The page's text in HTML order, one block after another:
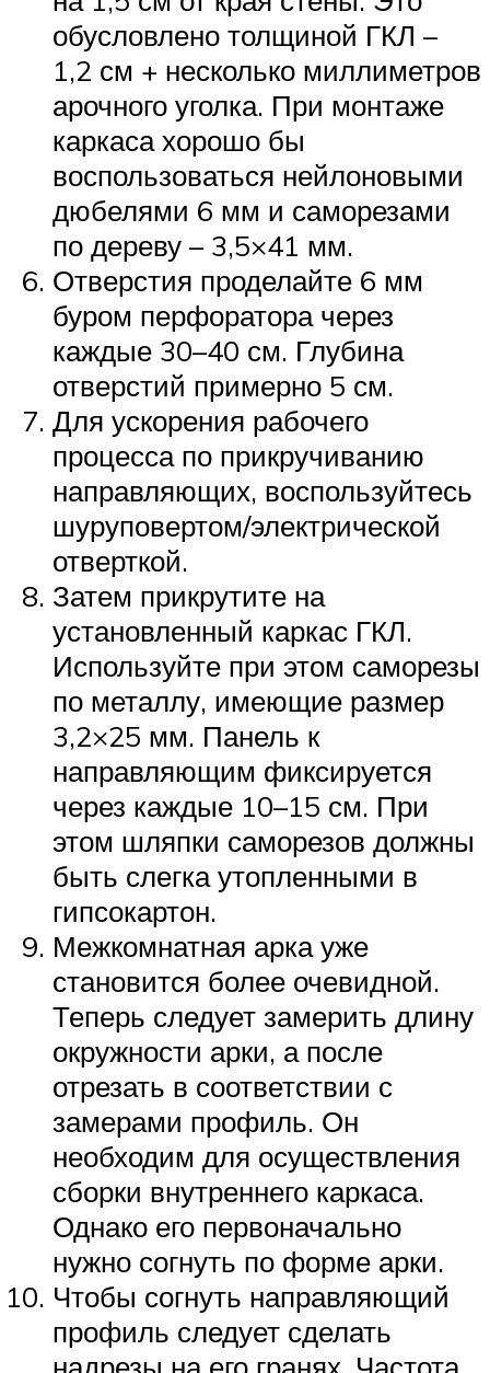
обусловлено толщиной ГКЛ –
1,2 см + несколько миллиметров
арочного уголка. При монтаже
каркаса хорошо бы
воспользоваться нейлоновыми
дюбелями 6 мм и саморезами
по дереву – 3,5×41 мм.
Отверстия проделайте 6 мм
буром перфоратора через
каждые 30–40 см. Глубина
отверстий примерно 5 см.
Для ускорения рабочего
процесса по прикручиванию
направляющих, воспользуйтесь
шуруповертом/электрической
отверткой.
Затем прикрутите на
установленный каркас ГКЛ.
Используйте при этом саморезы
по металлу, имеющие размер
3,2×25 мм. Панель к
направляющим фиксируется
через каждые 10–15 см. При
этом шляпки саморезов должны
быть слегка утопленными в
гипсокартон.
Межкомнатная арка уже
становится более очевидной.
Теперь следует замерить длину
окружности арки, а после
отрезать в соответствии с
замерами профиль. Он
необходим для осуществления
сборки внутреннего каркаса.
Однако его первоначально
нужно согнуть по форме арки.
Чтобы согнуть направляющий
профиль следует сделать